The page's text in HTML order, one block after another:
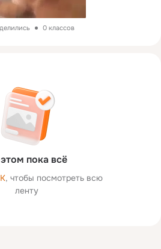
0 классов
пока всё
, чтобы посмотреть всю
ленту